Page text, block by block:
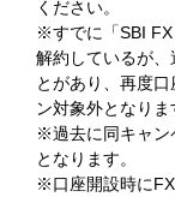
ください。
※すでに「SBI FX
解約しているが、
とがあり、再度
ン対象外となりま
※過去に同キャン
となります。
※口座開設時に